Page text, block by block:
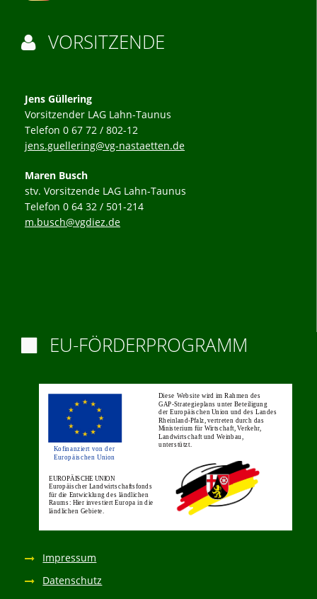
 VORSITZENDE
Jens Güllering
Vorsitzender LAG Lahn-Taunus
Telefon 0 67 72 / 802-12
jens.guellering@vg-nastaetten.de
Maren Busch
stv. Vorsitzende LAG Lahn-Taunus
Telefon 0 64 32 / 501-214
m.busch@vgdiez.de
EU-FÖRDERPROGRAMM
Impressum
Datenschutz